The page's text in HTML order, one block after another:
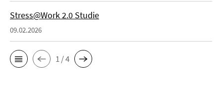
Stress@Work 2.0 Studie
09.02.2026
1 / 4